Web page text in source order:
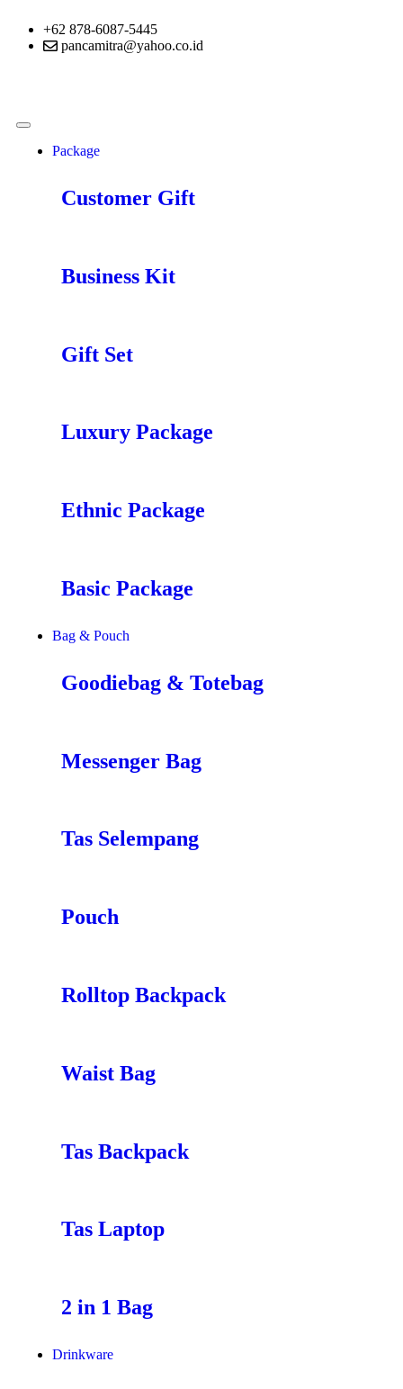
+62 878-6087-5445
pancamitra@yahoo.co.id
Package
Customer Gift
Business Kit
Gift Set
Luxury Package
Ethnic Package
Basic Package
Bag & Pouch
Goodiebag & Totebag
Messenger Bag
Tas Selempang
Pouch
Rolltop Backpack
Waist Bag
Tas Backpack
Tas Laptop
2 in 1 Bag
Drinkware